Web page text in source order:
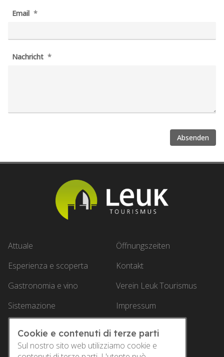
Email
Nachricht
Absenden
Attuale
Esperienza e scoperta
Gastronomia e vino
Sistemazione
Service
Öffnungszeiten
Kontakt
Verein Leuk Tourismus
Impressum
Cookie e contenuti di terze parti
Sul nostro sito web utilizziamo cookie e